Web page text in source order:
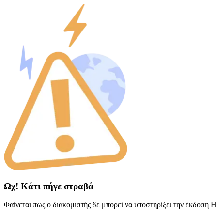
Ωχ! Κάτι πήγε στραβά
Φαίνεται πως ο διακομιστής δε μπορεί να υποστηρίξει την έκδοση